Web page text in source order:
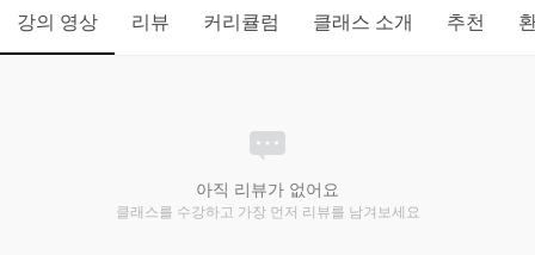
강의 영상 리뷰 커리큘럼 클래스 소개 추천
아직 리뷰가 없어요
클래스를 수강하고 가장 먼저 리뷰를 남겨보세요